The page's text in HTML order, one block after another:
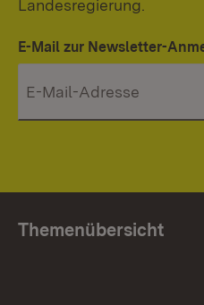
Landesregierung.
E-Mail zur Newsletter-
Themenübersicht